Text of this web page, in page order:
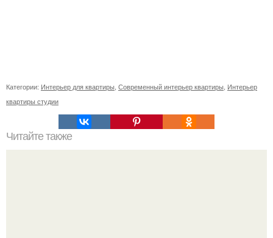
Категории: Интерьер для квартиры, Современный интерьер квартиры, Интерьер
квартиры студии
Читайте также